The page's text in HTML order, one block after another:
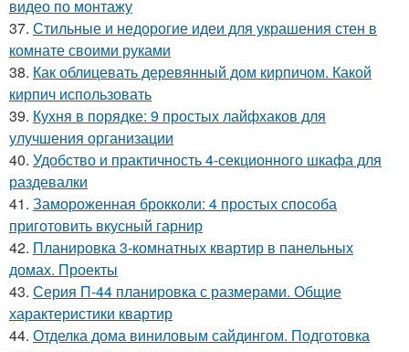
видео по монтажу
37. Стильные и недорогие идеи для украшения стен в
комнате своими руками
38. Как облицевать деревянный дом кирпичом. Какой
кирпич использовать
39. Кухня в порядке: 9 простых лайфхаков для
улучшения организации
40. Удобство и практичность 4-секционного шкафа для
раздевалки
41. Замороженная брокколи: 4 простых способа
приготовить вкусный гарнир
42. Планировка 3-комнатных квартир в панельных
домах. Проекты
43. Серия П-44 планировка с размерами. Общие
характеристики квартир
44. Отделка дома виниловым сайдингом. Подготовка